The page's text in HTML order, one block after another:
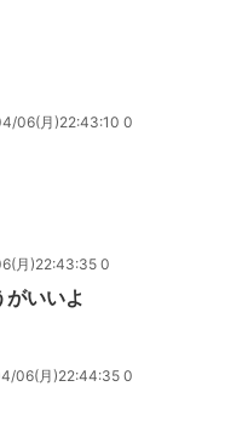
06(月)22:43:10 0
月)22:43:35 0
いいよ
06(月)22:44:35 0